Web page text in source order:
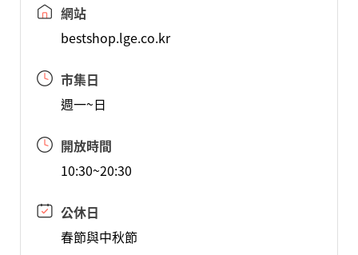
網站
bestshop.lge.co.kr
市集日
週一~日
開放時間
10:30~20:30
公休日
春節與中秋節